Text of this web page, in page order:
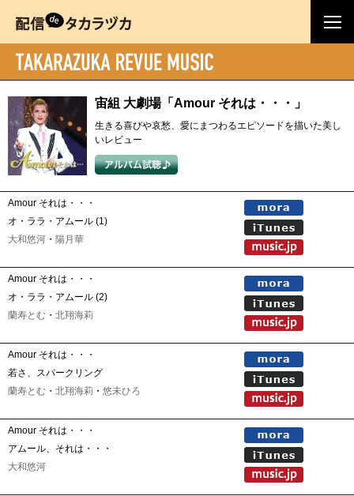
宙組 大劇場「Amour それは・・・」
生きる喜びや哀愁、愛にまつわるエピソードを描いた美し
いレビュー
Amour それは・・・
オ・ララ・アムール (1)
大和悠河 ・ 陽月華
Amour それは・・・
オ・ララ・アムール (2)
蘭寿とむ ・ 北翔海莉
Amour それは・・・
若さ、スパークリング
蘭寿とむ ・ 北翔海莉 ・ 悠未ひろ
Amour それは・・・
アムール、それは・・・
大和悠河